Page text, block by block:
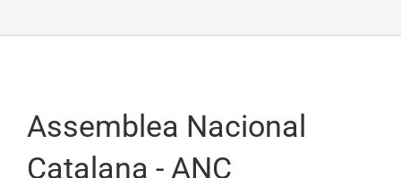
Assemblea Nacional
Catalana - ANC